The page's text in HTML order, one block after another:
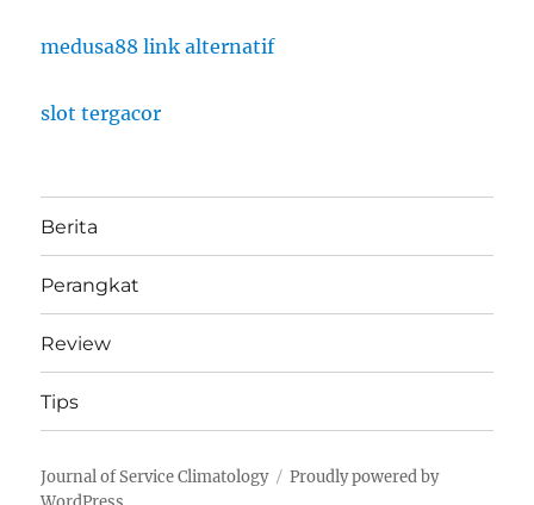
medusa88 link alternatif
slot tergacor
Berita
Perangkat
Review
Tips
Journal of Service Climatology
Proudly powered by